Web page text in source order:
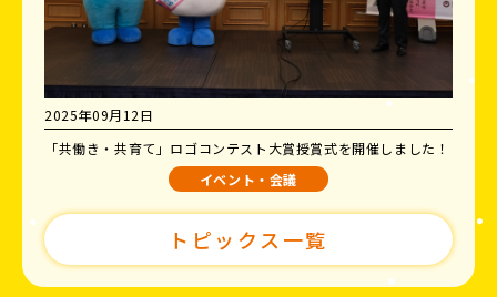
2025年09月12日
「共働き・共育て」ロゴコンテスト大賞授賞式を開催しました！
イベント・会議
トピックス一覧